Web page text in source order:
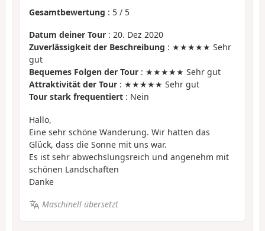
Gesamtbewertung : 5 / 5
Datum deiner Tour : 20. Dez 2020
Zuverlässigkeit der Beschreibung : ★★★★★ Sehr
gut
Bequemes Folgen der Tour : ★★★★★ Sehr gut
Attraktivität der Tour : ★★★★★ Sehr gut
Tour stark frequentiert : Nein
Hallo,
Eine sehr schöne Wanderung. Wir hatten das
Glück, dass die Sonne mit uns war.
Es ist sehr abwechslungsreich und angenehm mit
schönen Landschaften
Danke
Maschinell übersetzt